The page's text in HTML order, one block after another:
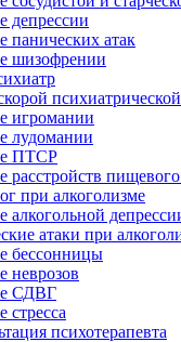
депрессии
панических атак
шизофрении
игромании
лудомании
ПТСР
расстройств
при алкоголизме
алкогольной
атаки при
бессонницы
неврозов
СДВГ
стресса
психотерапевта